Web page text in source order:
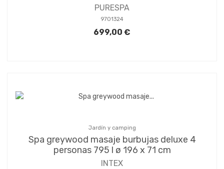
PURESPA
9701324
699,00 €
Jardín y camping
Spa greywood masaje burbujas deluxe 4
personas 795 l ø 196 x 71 cm
INTEX